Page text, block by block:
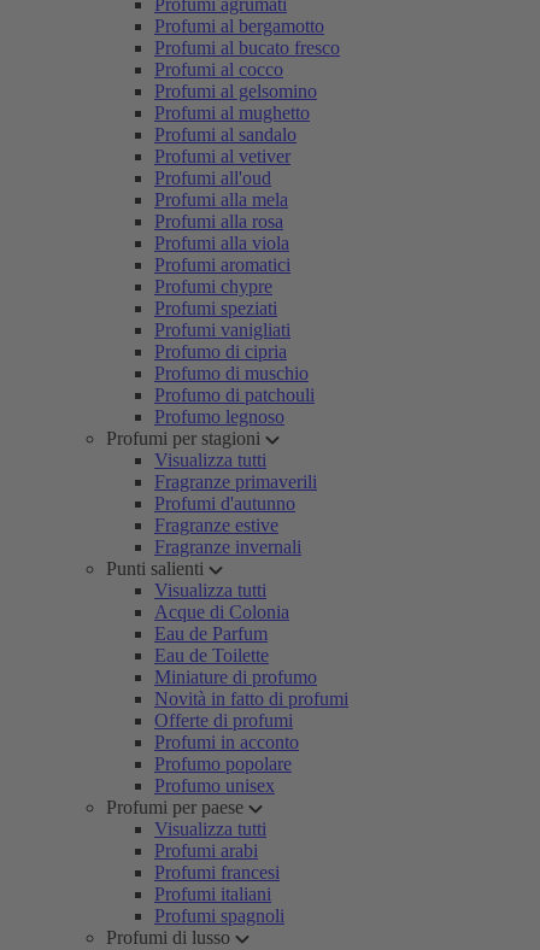
Profumi agrumati
Profumi al bergamotto
Profumi al bucato fresco
Profumi al cocco
Profumi al gelsomino
Profumi al mughetto
Profumi al sandalo
Profumi al vetiver
Profumi all'oud
Profumi alla mela
Profumi alla rosa
Profumi alla viola
Profumi aromatici
Profumi chypre
Profumi speziati
Profumi vanigliati
Profumo di cipria
Profumo di muschio
Profumo di patchouli
Profumo legnoso
Profumi per stagioni
Visualizza tutti
Fragranze primaverili
Profumi d'autunno
Fragranze estive
Fragranze invernali
Punti salienti
Visualizza tutti
Acque di Colonia
Eau de Parfum
Eau de Toilette
Miniature di profumo
Novità in fatto di profumi
Offerte di profumi
Profumi in acconto
Profumo popolare
Profumo unisex
Profumi per paese
Visualizza tutti
Profumi arabi
Profumi francesi
Profumi italiani
Profumi spagnoli
Profumi di lusso